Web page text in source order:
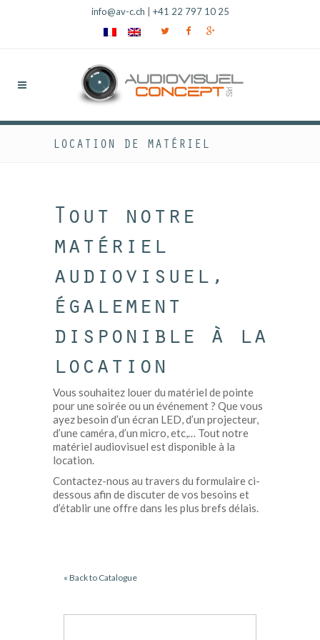
info@av-c.ch +41 22 797 10 25
LOCATION DE MATÉRIEL
Tout notre
matériel
audiovisuel,
également
disponible à la
location
Vous souhaitez louer du matériel de pointe
pour une soirée ou un événement ? Que vous
ayez besoin d’un écran LED, d’un projecteur,
d’une caméra, d’un micro, etc,… Tout notre
matériel audiovisuel est disponible à la
location.
Contactez-nous au travers du formulaire ci-
dessous afin de discuter de vos besoins et
d’établir une offre dans les plus brefs délais.
« Back to Catalogue